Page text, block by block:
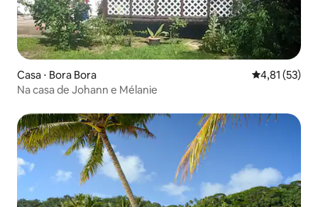
Casa ⋅ Bora Bora 4,81 de uma
4,81 (53)
Na casa de Johann e Mélanie